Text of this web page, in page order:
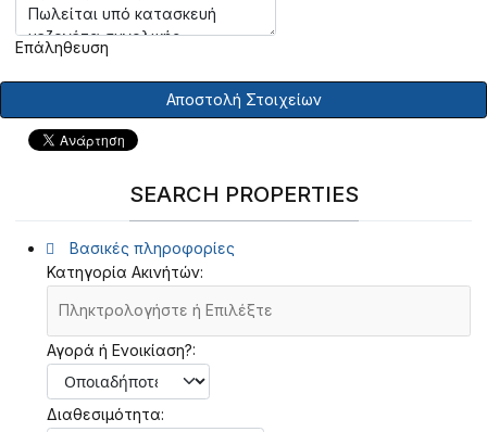
Επάληθευση
Αποστολή Στοιχείων
SEARCH PROPERTIES
Βασικές πληροφορίες
Κατηγορία Ακινήτών:
Αγορά ή Ενοικίαση?:
Διαθεσιμότητα: